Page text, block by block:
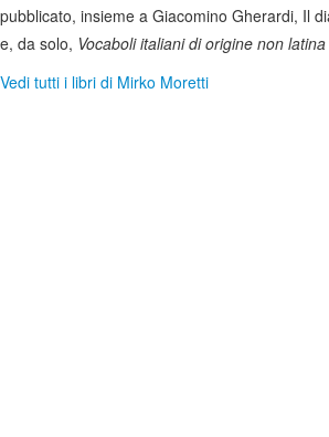
pubblicato, insieme a Giacomino Gherardi, Il
e, da solo, Vocaboli italiani di origine non latina
Vedi tutti i libri di Mirko Moretti